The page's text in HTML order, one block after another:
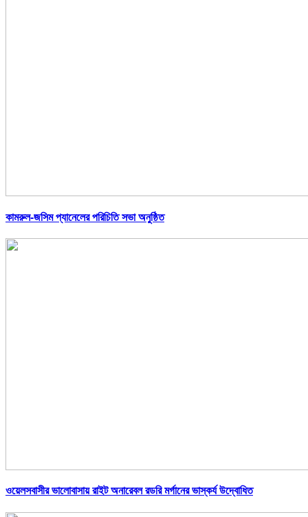
কামরুল-জসিম প্যানেলের পরিচিতি সভা অনুষ্ঠিত
ওয়েলসবাসীর ভালোবাসায় রাইট অনারেবল রডরি মর্গানের ভাস্কর্য উদ্বোধিত